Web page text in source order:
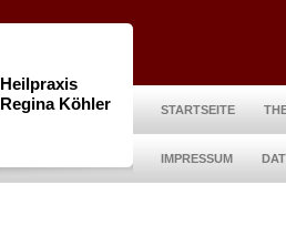
Heilpraxis
Regina Köhler
STARTSEITE
IMPRESSUM